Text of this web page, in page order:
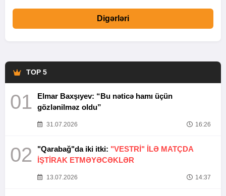
Digərləri
TOP 5
01
Elmar Baxşıyev: “Bu nəticə hamı üçün
gözlənilməz oldu”
31.07.2026 16:26
02 "Qarabağ"da iki itki: "VESTRİ" İLƏ MATÇDA
İŞTİRAK ETMƏYƏCƏKLƏR
13.07.2026 14:37